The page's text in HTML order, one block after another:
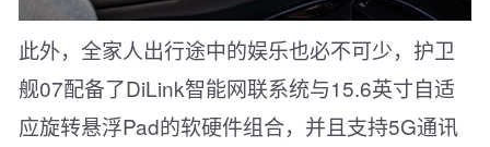
此外，全家人出行途中的娱乐也必不可少，护卫
舰07配备了DiLink智能网联系统与15.6英寸自适
应旋转悬浮Pad的软硬件组合，并且支持5G通讯